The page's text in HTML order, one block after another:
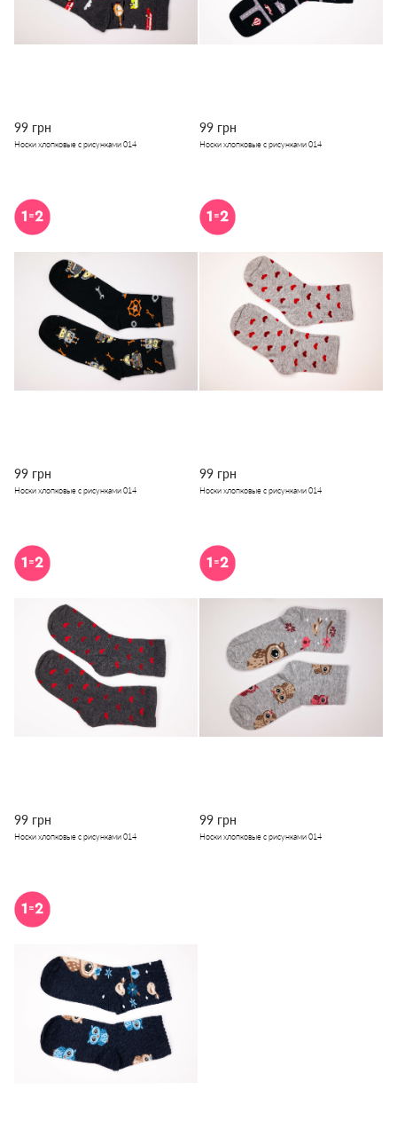
99 грн
Носки хлопковые с рисунками 014
99 грн
Носки хлопковые с рисунками 014
99 грн
Носки хлопковые с рисунками 014
99 грн
Носки хлопковые с рисунками 014
99 грн
Носки хлопковые с рисунками 014
99 грн
Носки хлопковые с рисунками 014